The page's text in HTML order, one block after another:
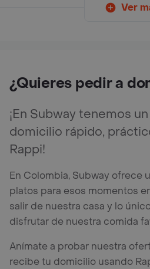
Ver
¿Quieres pedir a
¡En Subway tenemos
domicilio rápido,
Rappi!
En Colombia, Subway ofrece
platos para esos momentos
salir de nuestra casa y lo
disfrutar de nuestra comida
Anímate a probar nuestra
recibe tu domicilio usando